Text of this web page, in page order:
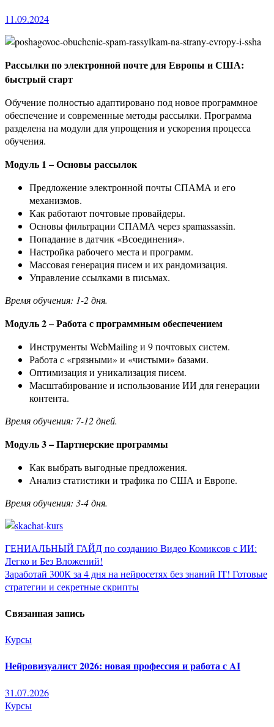
11.09.2024
Рассылки по электронной почте для Европы и США:
быстрый старт
Обучение полностью адаптировано под новое программное
обеспечение и современные методы рассылки. Программа
разделена на модули для упрощения и ускорения процесса
обучения.
Модуль 1 – Основы рассылок
Предложение электронной почты СПАМА и его
механизмов.
Как работают почтовые провайдеры.
Основы фильтрации СПАМА через spamassassin.
Попадание в датчик «Всоединения».
Настройка рабочего места и программ.
Массовая генерация писем и их рандомизация.
Управление ссылками в письмах.
Время обучения: 1-2 дня.
Модуль 2 – Работа с программным обеспечением
Инструменты WebMailing и 9 почтовых систем.
Работа с «грязными» и «чистыми» базами.
Оптимизация и уникализация писем.
Масштабирование и использование ИИ для генерации
контента.
Время обучения: 7-12 дней.
Модуль 3 – Партнерские программы
Как выбрать выгодные предложения.
Анализ статистики и трафика по США и Европе.
Время обучения: 3-4 дня.
Навигация
по
записям
ГЕНИАЛЬНЫЙ ГАЙД по созданию Видео Комиксов с ИИ:
Легко и Без Вложений!
Заработай 300К за 4 дня на нейросетях без знаний IT! Готовые
стратегии и секретные скрипты
Связанная запись
Курсы
Нейровизуалист 2026: новая профессия и работа с AI
31.07.2026
Курсы